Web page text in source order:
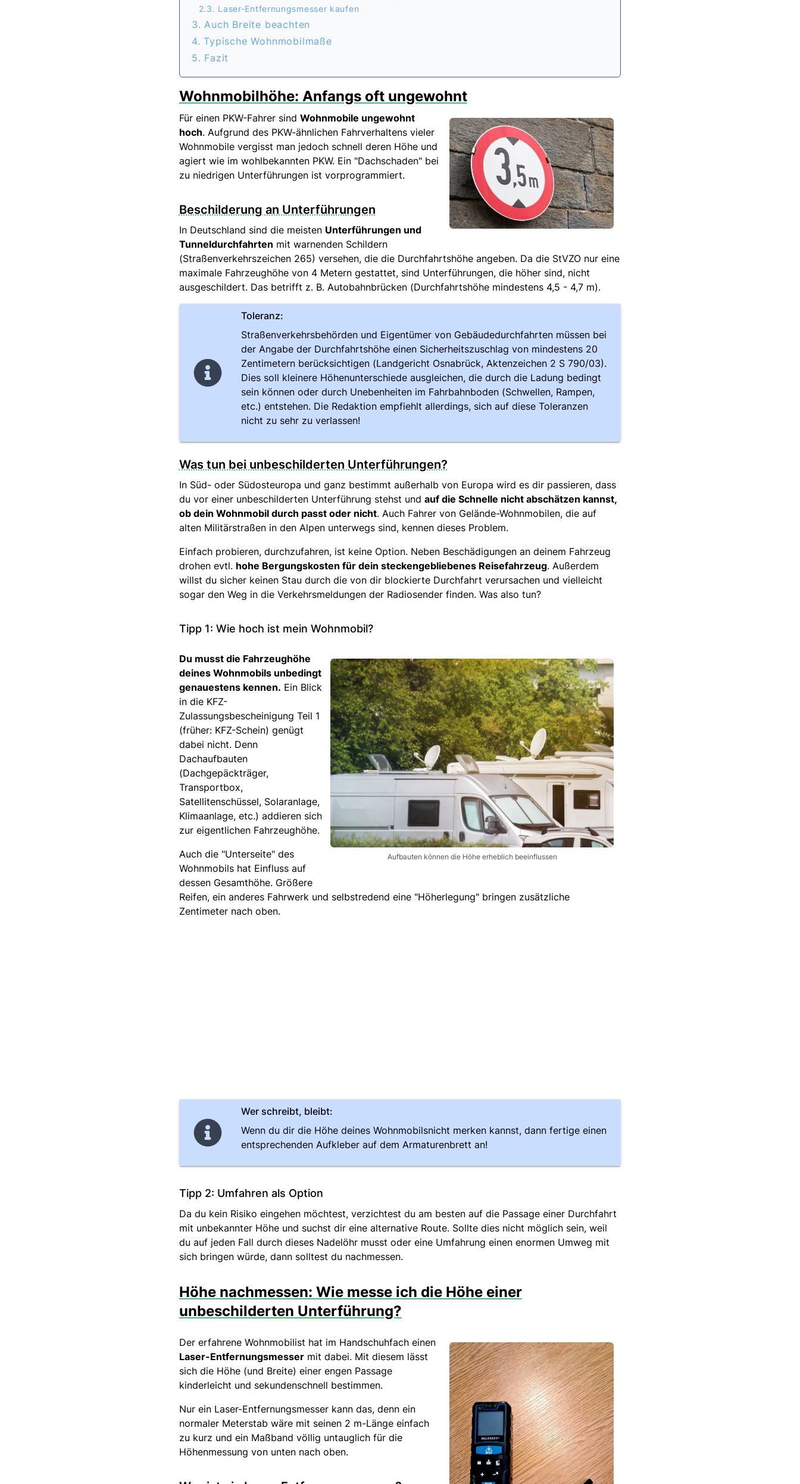
2.3. Laser-Entfernungsmesser kaufen
3. Auch Breite beachten
4. Typische Wohnmobilmaße
5. Fazit
Wohnmobilhöhe: Anfangs oft ungewohnt
Für einen PKW-Fahrer sind Wohnmobile ungewohnt
hoch. Aufgrund des PKW-ähnlichen Fahrverhaltens vieler
Wohnmobile vergisst man jedoch schnell deren Höhe und
agiert wie im wohlbekannten PKW. Ein "Dachschaden" bei
zu niedrigen Unterführungen ist vorprogrammiert.
Beschilderung an Unterführungen
In Deutschland sind die meisten Unterführungen und
Tunneldurchfahrten mit warnenden Schildern
(Straßenverkehrszeichen 265) versehen, die die Durchfahrtshöhe angeben. Da die StVZO nur eine
maximale Fahrzeughöhe von 4 Metern gestattet, sind Unterführungen, die höher sind, nicht
ausgeschildert. Das betrifft z. B. Autobahnbrücken (Durchfahrtshöhe mindestens 4,5 - 4,7 m).
Toleranz:
Straßenverkehrsbehörden und Eigentümer von Gebäudedurchfahrten müssen bei
der Angabe der Durchfahrtshöhe einen Sicherheitszuschlag von mindestens 20
Zentimetern berücksichtigen (Landgericht Osnabrück, Aktenzeichen 2 S 790/03).
Dies soll kleinere Höhenunterschiede ausgleichen, die durch die Ladung bedingt
sein können oder durch Unebenheiten im Fahrbahnboden (Schwellen, Rampen,
etc.) entstehen. Die Redaktion empfiehlt allerdings, sich auf diese Toleranzen
nicht zu sehr zu verlassen!
Was tun bei unbeschilderten Unterführungen?
In Süd- oder Südosteuropa und ganz bestimmt außerhalb von Europa wird es dir passieren, dass
du vor einer unbeschilderten Unterführung stehst und auf die Schnelle nicht abschätzen kannst,
ob dein Wohnmobil durch passt oder nicht. Auch Fahrer von Gelände-Wohnmobilen, die auf
alten Militärstraßen in den Alpen unterwegs sind, kennen dieses Problem.
Einfach probieren, durchzufahren, ist keine Option. Neben Beschädigungen an deinem Fahrzeug
drohen evtl. hohe Bergungskosten für dein steckengebliebenes Reisefahrzeug. Außerdem
willst du sicher keinen Stau durch die von dir blockierte Durchfahrt verursachen und vielleicht
sogar den Weg in die Verkehrsmeldungen der Radiosender finden. Was also tun?
Tipp 1: Wie hoch ist mein Wohnmobil?
Aufbauten können die Höhe erheblich beeinflussen
Du musst die Fahrzeughöhe
deines Wohnmobils unbedingt
genauestens kennen. Ein Blick
in die KFZ-
Zulassungsbescheinigung Teil 1
(früher: KFZ-Schein) genügt
dabei nicht. Denn
Dachaufbauten
(Dachgepäckträger,
Transportbox,
Satellitenschüssel, Solaranlage,
Klimaanlage, etc.) addieren sich
zur eigentlichen Fahrzeughöhe.
Auch die "Unterseite" des
Wohnmobils hat Einfluss auf
dessen Gesamthöhe. Größere
Reifen, ein anderes Fahrwerk und selbstredend eine "Höherlegung" bringen zusätzliche
Zentimeter nach oben.
Wer schreibt, bleibt:
Wenn du dir die Höhe deines Wohnmobilsnicht merken kannst, dann fertige einen
entsprechenden Aufkleber auf dem Armaturenbrett an!
Tipp 2: Umfahren als Option
Da du kein Risiko eingehen möchtest, verzichtest du am besten auf die Passage einer Durchfahrt
mit unbekannter Höhe und suchst dir eine alternative Route. Sollte dies nicht möglich sein, weil
du auf jeden Fall durch dieses Nadelöhr musst oder eine Umfahrung einen enormen Umweg mit
sich bringen würde, dann solltest du nachmessen.
Höhe nachmessen: Wie messe ich die Höhe einer
unbeschilderten Unterführung?
Der erfahrene Wohnmobilist hat im Handschuhfach einen
Laser-Entfernungsmessermit dabei. Mit diesem lässt
sich die Höhe (und Breite) einer engen Passage
kinderleicht und sekundenschnell bestimmen.
Nur ein Laser-Entfernungsmesser kann das, denn ein
normaler Meterstab wäre mit seinen 2 m-Länge einfach
zu kurz und ein Maßband völlig untauglich für die
Höhenmessung von unten nach oben.